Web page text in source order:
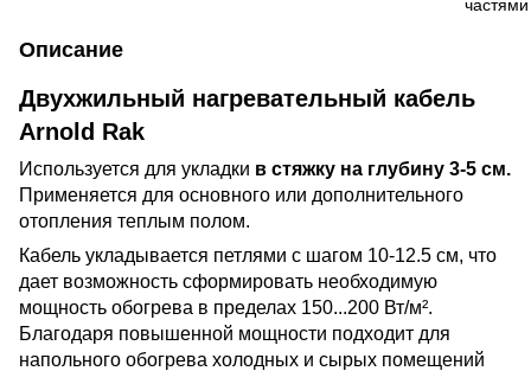
Описание
Двухжильный нагревательный кабель
Arnold Rak
Используется для укладки в стяжку на глубину 3-5 см.
Применяется для основного или дополнительного
отопления теплым полом.
Кабель укладывается петлями с шагом 10-12.5 см, что
дает возможность сформировать необходимую
мощность обогрева в пределах 150...200 Вт/м².
Благодаря повышенной мощности подходит для
напольного обогрева холодных и сырых помещений